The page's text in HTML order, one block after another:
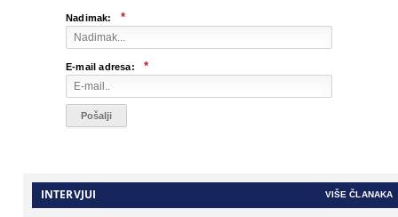
Nadimak: *
E-mail adresa: *
INTERVJUI VIŠE ČLANAKA